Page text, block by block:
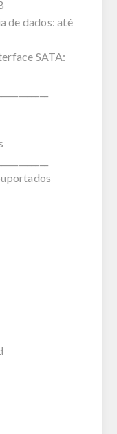
de dados: até
SATA: